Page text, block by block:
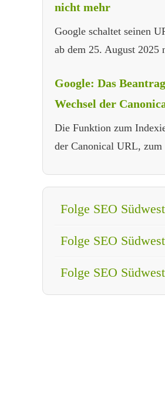
nicht mehr
Google schaltet seinen
ab dem 25. August
Google: Das
Wechsel der
Die Funktion zum
der Canonical URL,
Folge SEO
Folge SEO
Folge SEO